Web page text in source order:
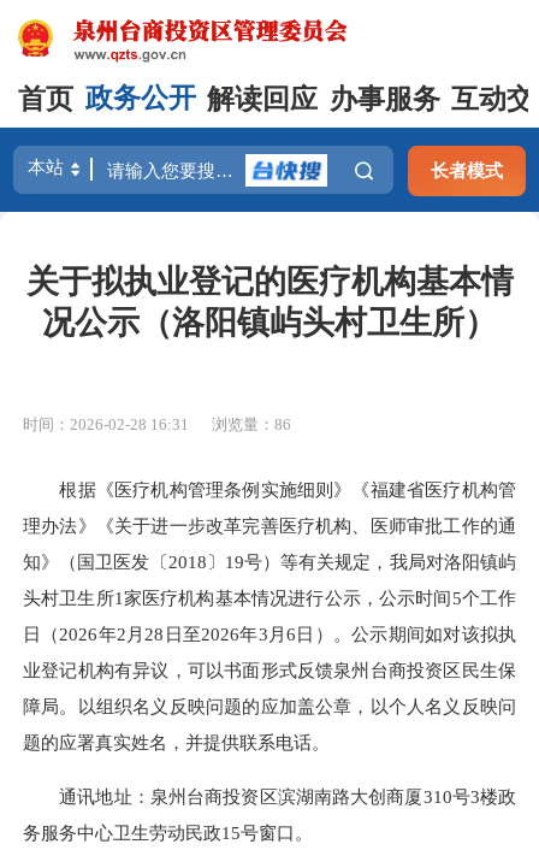
首页 政务公开 解读回应 办事服务 互动
长者模式
关于拟执业登记的医疗机构基本情
况公示（洛阳镇屿头村卫生所）
时间：2026-02-28 16:31 浏览量： 86
根据《医疗机构管理条例实施细则》《福建省医疗机构管
理办法》《关于进一步改革完善医疗机构、医师审批工作的通
知》（国卫医发〔2018〕19号）等有关规定，我局对洛阳镇屿
头村卫生所1家医疗机构基本情况进行公示，公示时间5个工作
日（2026年2月28日至2026年3月6日）。公示期间如对该拟执
业登记机构有异议，可以书面形式反馈泉州台商投资区民生保
障局。以组织名义反映问题的应加盖公章，以个人名义反映问
题的应署真实姓名，并提供联系电话。
通讯地址：泉州台商投资区滨湖南路大创商厦310号3楼政
务服务中心卫生劳动民政15号窗口。